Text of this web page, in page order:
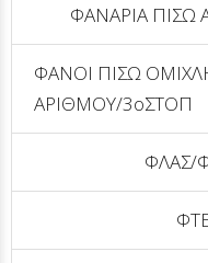
ΦΑΝΑΡΙΑ ΠΙΣΩ
ΦΑΝΟΙ ΠΙΣΩ
ΑΡΙΘΜΟΥ/3οΣΤΟΠ
ΦΛΑΣ/